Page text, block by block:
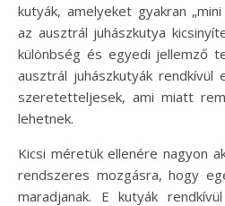
kutyák, amelyeket gyakran
az ausztrál juhászkutya
különbség és egyedi jellemző
ausztrál juhászkutyák rendkívül
szeretetteljesek, ami miatt
lehetnek.
Kicsi méretük ellenére nagyon
rendszeres mozgásra, hogy
maradjanak. E kutyák